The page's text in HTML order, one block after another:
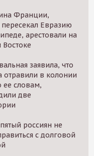
Франции,
Евразию
арестовали на
заявила, что
отравили в колонии
ее словам,
две
россиян не
с долговой